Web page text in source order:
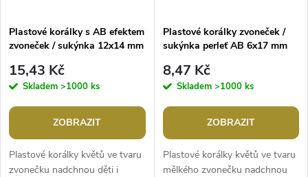
Plastové korálky s AB efektem
zvoneček / sukýnka 12x14 mm
15,43 Kč
Skladem >1000 ks
ZOBRAZIT
Plastové korálky květů ve tvaru
zvonečku nadchnou děti i
Plastové korálky zvoneček /
sukýnka perleť AB 6x17 mm
8,47 Kč
Skladem >1000 ks
ZOBRAZIT
Plastové korálky květů ve tvaru
mělkého zvonečku nadchnou